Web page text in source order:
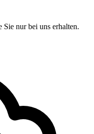
nur bei uns erhalten.